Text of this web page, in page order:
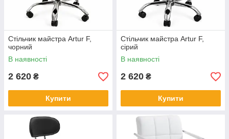
Стільчик майстра Artur F,
чорний
В наявності
2 620 ₴
Купити
Стільчик майстра Artur F,
сірий
В наявності
2 620 ₴
Купити